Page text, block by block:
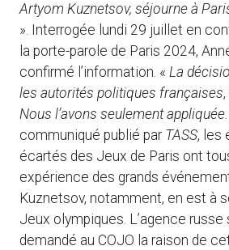
Artyom Kuznetsov, séjourne à
». Interrogée lundi 29 juillet en
la porte-parole de Paris 2024,
confirmé l’information. « La
les autorités politiques françaises
Nous l’avons seulement appliquée
communiqué publié par TASS, les
écartés des Jeux de Paris ont
expérience des grands
Kuznetsov, notamment, en est à
Jeux olympiques. L’agence russe
demandé au COJO la raison de